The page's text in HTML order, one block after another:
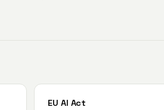
EU AI Act